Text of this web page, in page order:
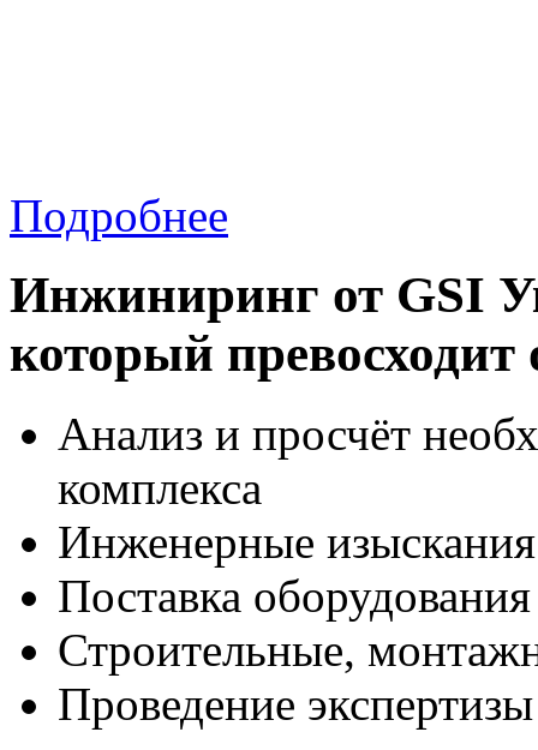
Подробнее
Инжиниринг от GSI
который
Анализ и просчёт
комплекса
Инженерные
Поставка
Строительные,
Проведение